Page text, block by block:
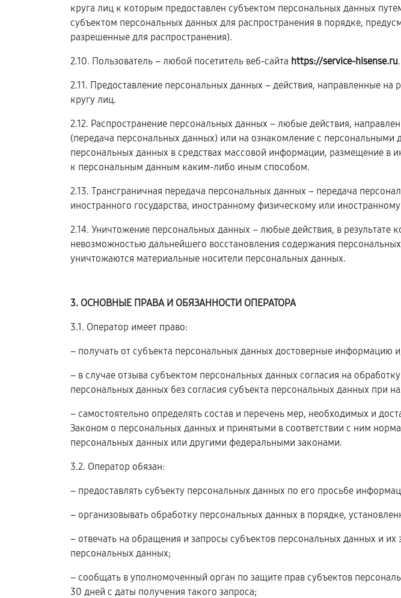
круга лиц к которым предоставлен субъектом персональных данных
субъектом персональных данных для распространения в порядке,
разрешенные для распространения).
2.10. Пользователь – любой посетитель веб-сайта https://service-hisense.ru.
2.11. Предоставление персональных данных – действия, направленные
кругу лиц.
2.12. Распространение персональных данных – любые действия,
(передача персональных данных) или на ознакомление с
персональных данных в средствах массовой информации, размещение в
к персональным данным каким-либо иным способом.
2.13. Трансграничная передача персональных данных – передача
иностранного государства, иностранному физическому или
2.14. Уничтожение персональных данных – любые действия, в результате
невозможностью дальнейшего восстановления содержания
уничтожаются материальные носители персональных данных.
3. ОСНОВНЫЕ ПРАВА И ОБЯЗАННОСТИ ОПЕРАТОРА
3.1. Оператор имеет право:
– получать от субъекта персональных данных достоверные
– в случае отзыва субъектом персональных данных согласия на
персональных данных без согласия субъекта персональных данных при
– самостоятельно определять состав и перечень мер, необходимых и
Законом о персональных данных и принятыми в соответствии с ним
персональных данных или другими федеральными законами.
3.2. Оператор обязан:
– предоставлять субъекту персональных данных по его просьбе
– организовывать обработку персональных данных в порядке,
– отвечать на обращения и запросы субъектов персональных данных и
персональных данных;
– сообщать в уполномоченный орган по защите прав субъектов
30 дней с даты получения такого запроса;